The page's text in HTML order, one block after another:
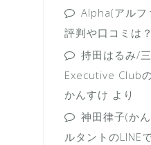
Alpha(アル
評判や口コミは？
持田はるみ/
Executive Club
かんすけ より
神田律子(か
ルタントのLINE